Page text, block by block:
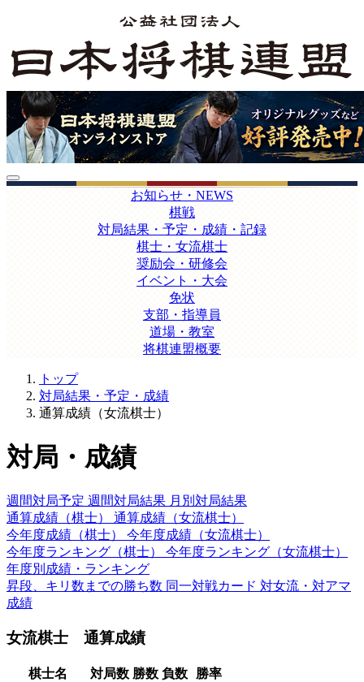
お知らせ・NEWS
棋戦
対局結果・予定・成績・記録
棋士・女流棋士
奨励会・研修会
イベント・大会
免状
支部・指導員
道場・教室
将棋連盟概要
トップ
対局結果・予定・成績
通算成績（女流棋士）
対局・成績
週間対局予定 週間対局結果 月別対局結果
通算成績（棋士） 通算成績（女流棋士）
今年度成績（棋士） 今年度成績（女流棋士）
今年度ランキング（棋士） 今年度ランキング（女流棋士）
年度別成績・ランキング
昇段、キリ数までの勝ち数 同一対戦カード 対女流・対アマ
成績
女流棋士 通算成績
棋士名 対局数 勝数 負数
勝率